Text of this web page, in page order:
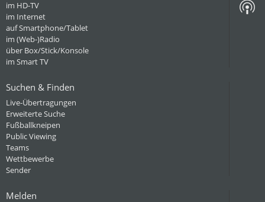
im HD-TV
im Internet
auf Smartphone/Tablet
im (Web-)Radio
über Box/Stick/Konsole
im Smart TV
Suchen & Finden
Live-Übertragungen
Erweiterte Suche
Fußballkneipen
Public Viewing
Teams
Wettbewerbe
Sender
Melden